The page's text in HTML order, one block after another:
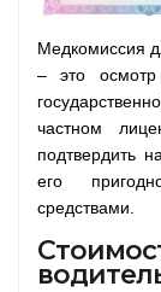
Медкомиссия
– это осмотр
частном
подтвердить
его
средствами.